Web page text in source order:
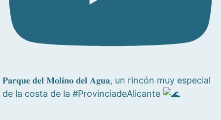
𝐏𝐚𝐫𝐪𝐮𝐞 𝐝𝐞𝐥 𝐌𝐨𝐥𝐢𝐧𝐨 𝐝𝐞𝐥 𝐀𝐠𝐮𝐚, un rincón muy especial
de la costa de la #ProvinciadeAlicante